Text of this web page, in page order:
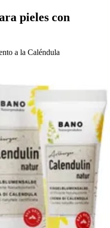
pieles con
a la Caléndula